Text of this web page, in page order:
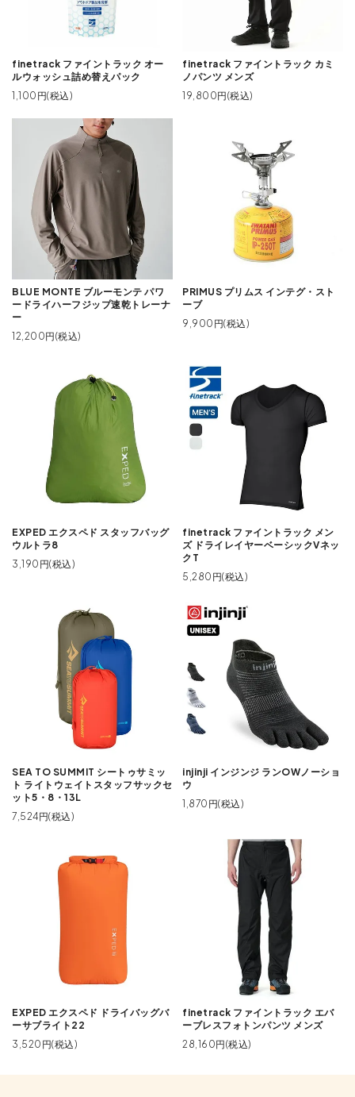
finetrack ファイントラック オー
ルウォッシュ詰め替えパック
1,100円(税込)
finetrack ファイントラック カミ
ノパンツ メンズ
19,800円(税込)
BLUE MONTE ブルーモンテ パワ
ードライハーフジップ速乾トレーナ
ー
12,200円(税込)
PRIMUS プリムス インテグ・スト
ーブ
9,900円(税込)
EXPED エクスペド スタッフバッグ
ウルトラ8
3,190円(税込)
finetrack ファイントラック メン
ズ ドライレイヤーベーシックVネッ
クT
5,280円(税込)
SEA TO SUMMIT シートゥサミッ
ト ライトウェイトスタッフサックセ
ット5・8・13L
7,524円(税込)
injinji インジンジ ランOWノーショ
ウ
1,870円(税込)
EXPED エクスペド ドライバッグバ
ーサブライト22
3,520円(税込)
finetrack ファイントラック エバ
ーブレスフォトンパンツ メンズ
28,160円(税込)